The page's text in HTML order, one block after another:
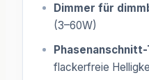
Dimmer für
(3–60W)
flackerfreie